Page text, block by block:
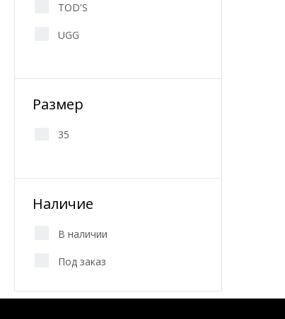
TOD'S
UGG
Размер
35
Наличие
В наличии
Под заказ